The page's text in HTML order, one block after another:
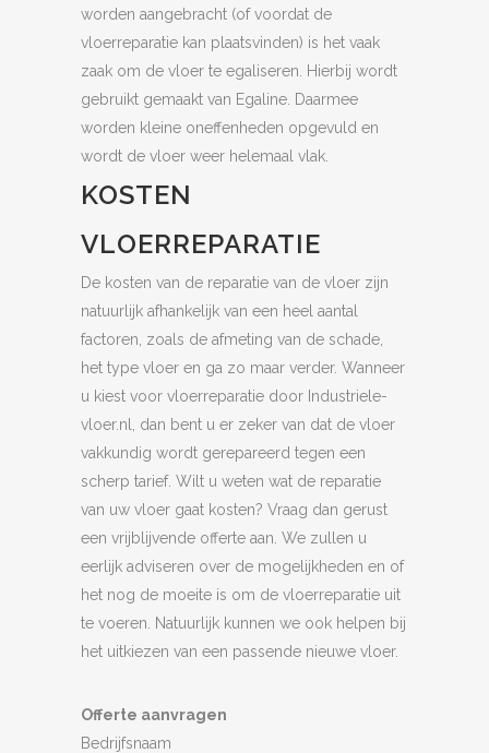
worden aangebracht (of voordat de
vloerreparatie kan plaatsvinden) is het vaak
zaak om de vloer te egaliseren. Hierbij wordt
gebruikt gemaakt van Egaline. Daarmee
worden kleine oneffenheden opgevuld en
wordt de vloer weer helemaal vlak.
KOSTEN
VLOERREPARATIE
De kosten van de reparatie van de vloer zijn
natuurlijk afhankelijk van een heel aantal
factoren, zoals de afmeting van de schade,
het type vloer en ga zo maar verder. Wanneer
u kiest voor vloerreparatie door Industriele-
vloer.nl, dan bent u er zeker van dat de vloer
vakkundig wordt gerepareerd tegen een
scherp tarief. Wilt u weten wat de reparatie
van uw vloer gaat kosten? Vraag dan gerust
een vrijblijvende offerte aan. We zullen u
eerlijk adviseren over de mogelijkheden en of
het nog de moeite is om de vloerreparatie uit
te voeren. Natuurlijk kunnen we ook helpen bij
het uitkiezen van een passende nieuwe vloer.
Offerte aanvragen
Bedrijfsnaam